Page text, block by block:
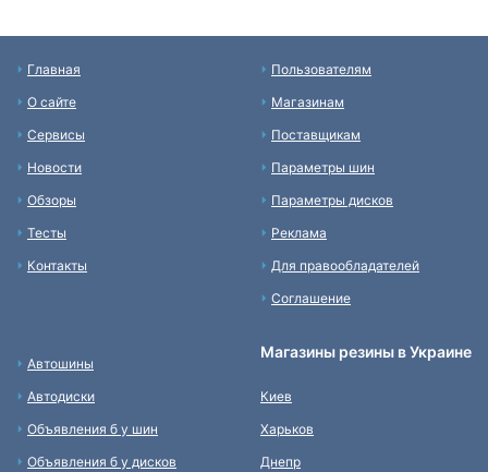
Главная
О сайте
Сервисы
Новости
Обзоры
Тесты
Контакты
Пользователям
Магазинам
Поставщикам
Параметры шин
Параметры дисков
Реклама
Для правообладателей
Соглашение
Автошины
Автодиски
Объявления б у шин
Объявления б у дисков
Магазины резины в Украине
Киев
Харьков
Днепр